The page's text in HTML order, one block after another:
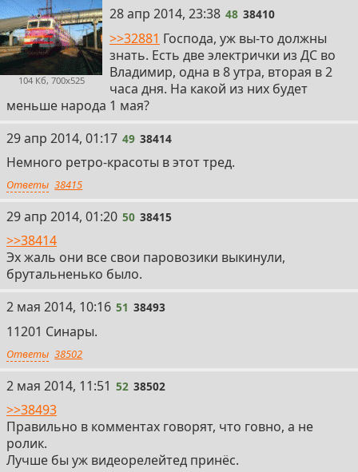
104 Кб, 700x525
48
28 апр 2014, 23:38 48 38410
>>32881 Господа, уж вы-то должны
знать. Есть две электрички из ДС во
Владимир, одна в 8 утра, вторая в 2
часа дня. На какой из них будет
меньше народа 1 мая?
49
29 апр 2014, 01:17 49 38414
Немного ретро-красоты в этот тред.
Ответы 38415
50
29 апр 2014, 01:20 50 38415
>>38414
Эх жаль они все свои паровозики выкинули,
брутальненько было.
51
2 мая 2014, 10:16 51 38493
11201 Синары.
Ответы 38502
52
2 мая 2014, 11:51 52 38502
>>38493
Правильно в комментах говорят, что говно, а не
ролик.
Лучше бы уж видеорелейтед принёс.